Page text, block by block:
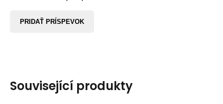
PRIDAŤ PRÍSPEVOK
Související produkty